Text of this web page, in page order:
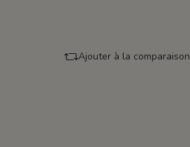
Ajouter à la comparaison